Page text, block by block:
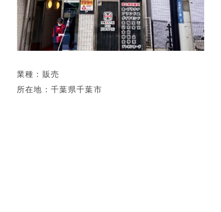
業種：販売
所在地：千葉県千葉市